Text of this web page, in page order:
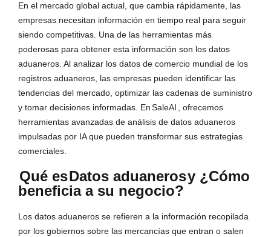
En el mercado global actual, que cambia rápidamente, las
empresas necesitan información en tiempo real para seguir
siendo competitivas. Una de las herramientas más
poderosas para obtener esta información son los datos
aduaneros. Al analizar los datos de comercio mundial de los
registros aduaneros, las empresas pueden identificar las
tendencias del mercado, optimizar las cadenas de suministro
y tomar decisiones informadas. EnSaleAI , ofrecemos
herramientas avanzadas de análisis de datos aduaneros
impulsadas por IA que pueden transformar sus estrategias
comerciales.
Qué esDatos aduanerosy ¿Cómo
beneficia a su negocio?
Los datos aduaneros se refieren a la información recopilada
por los gobiernos sobre las mercancías que entran o salen